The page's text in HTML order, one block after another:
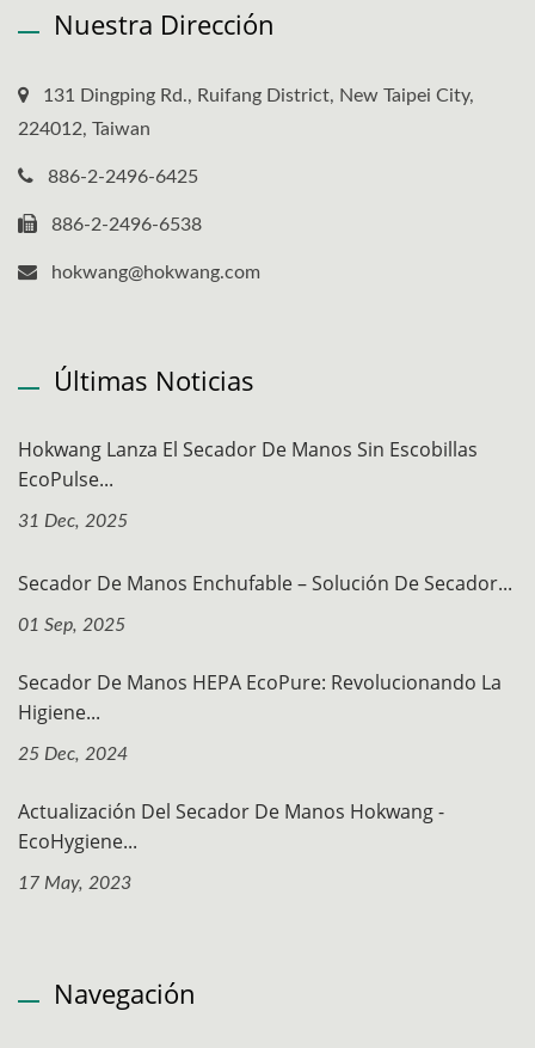
Nuestra Dirección
131 Dingping Rd., Ruifang District, New Taipei City,
224012, Taiwan
886-2-2496-6425
886-2-2496-6538
hokwang@hokwang.com
Últimas Noticias
Hokwang Lanza El Secador De Manos Sin Escobillas
EcoPulse...
31 Dec, 2025
Secador De Manos Enchufable – Solución De Secador...
01 Sep, 2025
Secador De Manos HEPA EcoPure: Revolucionando La
Higiene...
25 Dec, 2024
Actualización Del Secador De Manos Hokwang -
EcoHygiene...
17 May, 2023
Navegación